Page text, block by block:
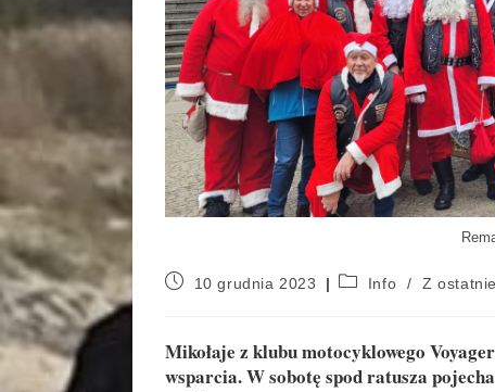
10 grudnia 2023 Info / Z
Mikołaje z klubu motocyklowego
wsparcia. W sobotę spod ratusza